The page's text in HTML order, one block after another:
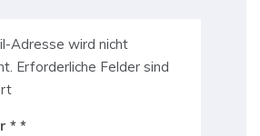
Adresse wird nicht
Erforderliche Felder sind
*